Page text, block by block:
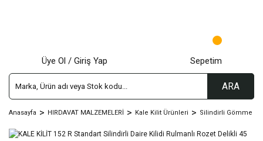
ARA
Üye Ol / Giriş Yap Sepetim
Anasayfa HIRDAVAT MALZEMELERİ Kale Kilit Ürünleri Silindirli Gömme